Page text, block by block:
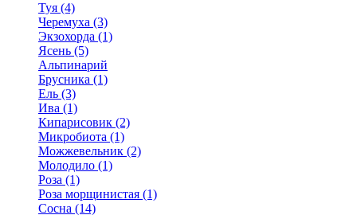
Туя (4)
Черемуха (3)
Экзохорда (1)
Ясень (5)
Альпинарий
Брусника (1)
Ель (3)
Ива (1)
Кипарисовик (2)
Микробиота (1)
Можжевельник (2)
Молодило (1)
Роза (1)
Роза морщинистая (1)
Сосна (14)